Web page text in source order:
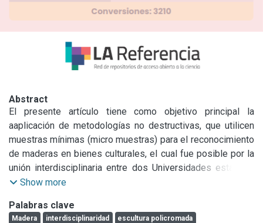
Abstract
El presente artículo tiene como objetivo principal la
aaplicación de metodologías no destructivas, que utilicen
muestras mínimas (micro muestras) para el reconocimiento
de maderas en bienes culturales, el cual fue posible por la
unión interdisciplinaria entre dos Universidades estatales
de Argentina, la UNLP (Universidad Nacional de la Plata) y
Show more
Palabras clave
Madera interdisciplinaridad escultura policromada